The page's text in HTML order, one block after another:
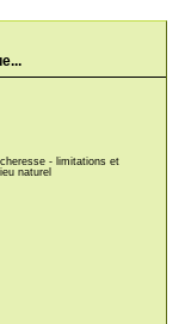
- limitations et
naturel